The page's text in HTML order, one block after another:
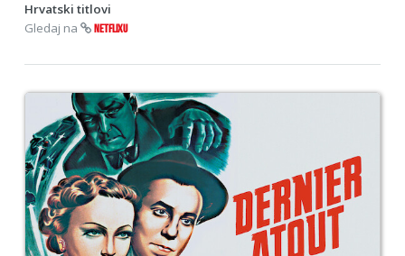
Hrvatski titlovi
Gledaj na
NETFLIXU